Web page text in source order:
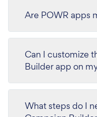
Are POWR apps
Can I customize
Builder app on
What steps do I